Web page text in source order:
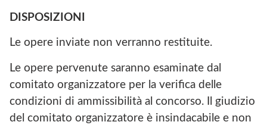
DISPOSIZIONI
Le opere inviate non verranno restituite.
Le opere pervenute saranno esaminate dal
comitato organizzatore per la verifica delle
condizioni di ammissibilità al concorso. Il giudizio
del comitato organizzatore è insindacabile e non